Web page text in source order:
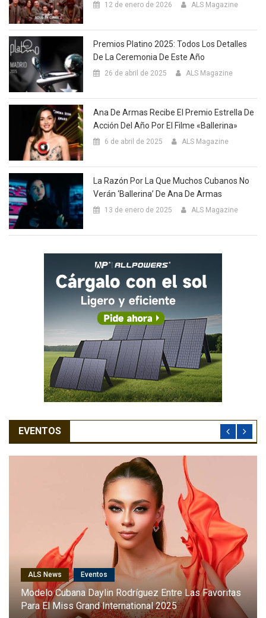
12 de enero de 2026 ALS Magazine
Premios Platino 2025: Todos Los Detalles
De La Ceremonia De Este Año
26 de abril de 2025 ALS Magazine
Ana De Armas Recibe El Premio Estrella De
Acción Del Año Por El Filme «Ballerina»
6 de abril de 2025 ALS Magazine
La Razón Por La Que Muchos Cubanos No
Verán ‘Ballerina’ De Ana De Armas
13 de enero de 2025 ALS Magazine
EVENTOS
ALS News Cantantes
Karol G Será La Primera Latina En Cantar En El Desfile
Anual De Victoria’s Secret